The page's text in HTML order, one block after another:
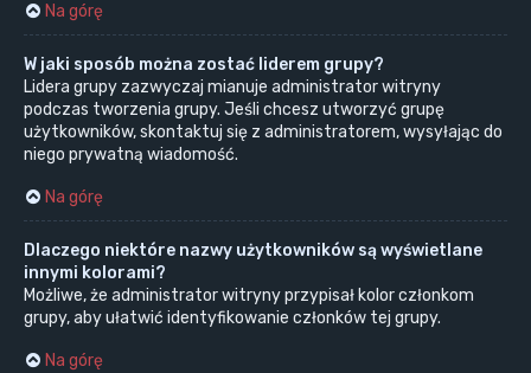
Na górę
W jaki sposób można zostać liderem grupy?
Lidera grupy zazwyczaj mianuje administrator witryny
podczas tworzenia grupy. Jeśli chcesz utworzyć grupę
użytkowników, skontaktuj się z administratorem, wysyłając do
niego prywatną wiadomość.
Na górę
Dlaczego niektóre nazwy użytkowników są wyświetlane
innymi kolorami?
Możliwe, że administrator witryny przypisał kolor członkom
grupy, aby ułatwić identyfikowanie członków tej grupy.
Na górę